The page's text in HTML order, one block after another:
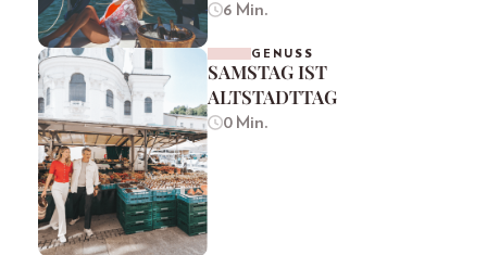
6 Min.
GENUSS
SAMSTAG IST
ALTSTADTTAG
0 Min.